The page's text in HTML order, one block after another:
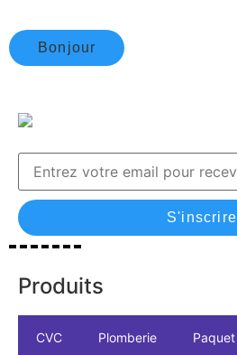
Bonjour
S'inscrire
Produits
CVC Plomberie Paquet